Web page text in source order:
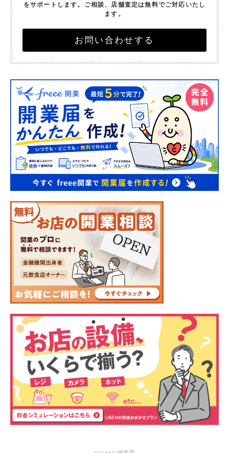
をサポートします。 ご相談、店舗査定は無料でご対応いたし
ます。
お問い合わせする